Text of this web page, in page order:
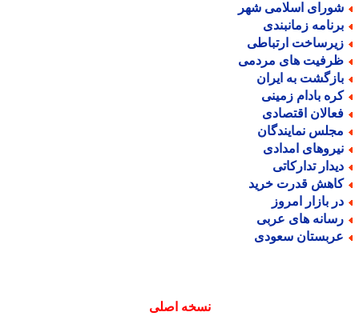
اسلامی شهر
زمانبندی
ارتباطی
های مردمی
به ایران
بادام زمینی
اقتصادی
نمایندگان
امدادی
تدارکاتی
قدرت خرید
بازار امروز
های عربی
سعودی
نسخه اصلی